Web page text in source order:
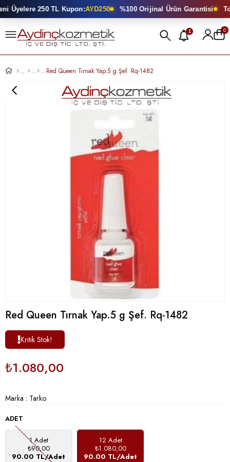
Üyelere 250 TL Kupon:AYD250 %100 Orijinal Ürün Garantisi
1 0
Red Queen Tırnak Yap.5 g Şef. Rq-1482
Red Queen Tırnak Yap.5 g Şef. Rq-1482
Kritik Stok!
₺1.080,00
Marka : Tarko
ADET
1 Adet
₺90,00
90.00 TL/Adet
12 Adet
₺1.080,00
90.00 TL/Adet